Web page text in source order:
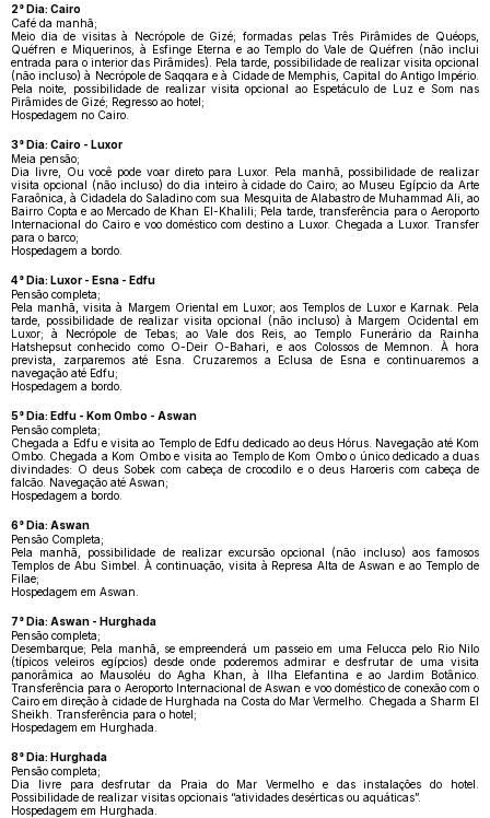
2° Dia: Cairo
Café da manhã;
Meio dia de visitas à Necrópole de Gizé; formadas pelas Três Pirâmides de Quéops,
Quéfren e Miquerinos, à Esfinge Eterna e ao Templo do Vale de Quéfren (não inclui
entrada para o interior das Pirâmides). Pela tarde, possibilidade de realizar visita opcional
(não incluso) à Necrópole de Saqqara e à Cidade de Memphis, Capital do Antigo Império.
Pela noite, possibilidade de realizar visita opcional ao Espetáculo de Luz e Som nas
Pirâmides de Gizé; Regresso ao hotel;
Hospedagem no Cairo.
3° Dia: Cairo - Luxor
Meia pensão;
Dia livre, Ou você pode voar direto para Luxor. Pela manhã, possibilidade de realizar
visita opcional (não incluso) do dia inteiro à cidade do Cairo; ao Museu Egípcio da Arte
Faraônica, à Cidadela do Saladino com sua Mesquita de Alabastro de Muhammad Ali, ao
Bairro Copta e ao Mercado de Khan El-Khalili; Pela tarde, transferência para o Aeroporto
Internacional do Cairo e voo doméstico com destino a Luxor. Chegada a Luxor. Transfer
para o barco;
Hospedagem a bordo.
4° Dia: Luxor - Esna - Edfu
Pensão completa;
Pela manhã, visita à Margem Oriental em Luxor; aos Templos de Luxor e Karnak. Pela
tarde, possibilidade de realizar visita opcional (não incluso) à Margem Ocidental em
Luxor; à Necrópole de Tebas; ao Vale dos Reis, ao Templo Funerário da Rainha
Hatshepsut conhecido como O-Deir O-Bahari, e aos Colossos de Memnon. À hora
prevista, zarparemos até Esna. Cruzaremos a Eclusa de Esna e continuaremos a
navegação até Edfu;
Hospedagem a bordo.
5° Dia: Edfu - Kom Ombo - Aswan
Pensão completa;
Chegada a Edfu e visita ao Templo de Edfu dedicado ao deus Hórus. Navegação até Kom
Ombo. Chegada a Kom Ombo e visita ao Templo de Kom Ombo o único dedicado a duas
divindades: O deus Sobek com cabeça de crocodilo e o deus Haroeris com cabeça de
falcão. Navegação até Aswan;
Hospedagem a bordo.
6° Dia: Aswan
Pensão Completa;
Pela manhã, possibilidade de realizar excursão opcional (não incluso) aos famosos
Templos de Abu Simbel. À continuação, visita à Represa Alta de Aswan e ao Templo de
Filae;
Hospedagem em Aswan.
7° Dia: Aswan - Hurghada
Pensão completa;
Desembarque; Pela manhã, se empreenderá um passeio em uma Felucca pelo Rio Nilo
(típicos veleiros egípcios) desde onde poderemos admirar e desfrutar de uma visita
panorâmica ao Mausoléu do Agha Khan, à Ilha Elefantina e ao Jardim Botânico.
Transferência para o Aeroporto Internacional de Aswan e voo doméstico de conexão com o
Cairo em direção à cidade de Hurghada na Costa do Mar Vermelho. Chegada a Sharm El
Sheikh. Transferência para o hotel;
Hospedagem em Hurghada.
8° Dia: Hurghada
Pensão completa;
Dia livre para desfrutar da Praia do Mar Vermelho e das instalações do hotel.
Possibilidade de realizar visitas opcionais “atividades desérticas ou aquáticas”.
Hospedagem em Hurghada.